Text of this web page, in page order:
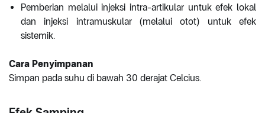
Pemberian melalui injeksi intra-artikular untuk efek lokal
dan injeksi intramuskular (melalui otot) untuk efek
sistemik.
Cara Penyimpanan
Simpan pada suhu di bawah 30 derajat Celcius.